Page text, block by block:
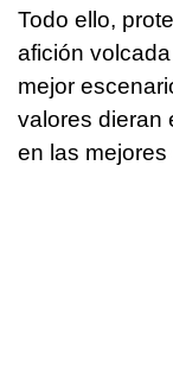
Todo ello,
afición
mejor
valores dieran
en las